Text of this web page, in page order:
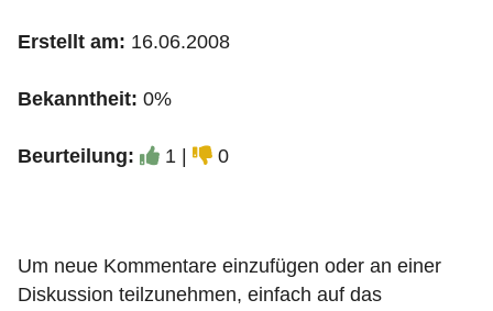
Erstellt am: 16.06.2008
Bekanntheit: 0%
Beurteilung: 1 | 0
Um neue Kommentare einzufügen oder an einer
Diskussion teilzunehmen, einfach auf das